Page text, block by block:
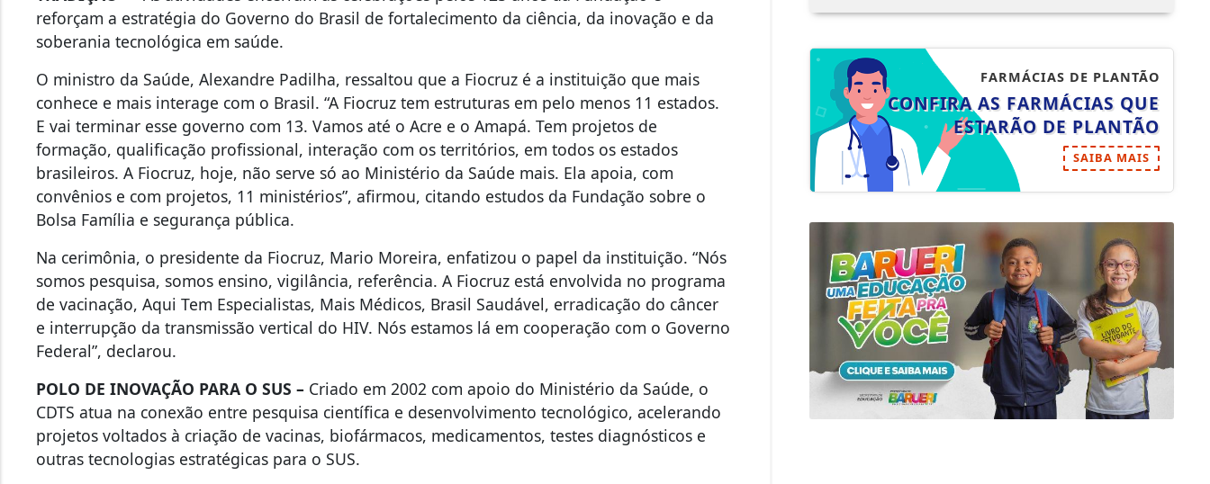
reforçam a estratégia do Governo do Brasil de fortalecimento da ciência, da inovação e da
soberania tecnológica em saúde.
O ministro da Saúde, Alexandre Padilha, ressaltou que a Fiocruz é a instituição que mais
conhece e mais interage com o Brasil. “A Fiocruz tem estruturas em pelo menos 11 estados.
E vai terminar esse governo com 13. Vamos até o Acre e o Amapá. Tem projetos de
formação, qualificação profissional, interação com os territórios, em todos os estados
brasileiros. A Fiocruz, hoje, não serve só ao Ministério da Saúde mais. Ela apoia, com
convênios e com projetos, 11 ministérios”, afirmou, citando estudos da Fundação sobre o
Bolsa Família e segurança pública.
Na cerimônia, o presidente da Fiocruz, Mario Moreira, enfatizou o papel da instituição. “Nós
somos pesquisa, somos ensino, vigilância, referência. A Fiocruz está envolvida no programa
de vacinação, Aqui Tem Especialistas, Mais Médicos, Brasil Saudável, erradicação do câncer
e interrupção da transmissão vertical do HIV. Nós estamos lá em cooperação com o Governo
Federal”, declarou.
POLO DE INOVAÇÃO PARA O SUS – Criado em 2002 com apoio do Ministério da Saúde, o
CDTS atua na conexão entre pesquisa científica e desenvolvimento tecnológico, acelerando
projetos voltados à criação de vacinas, biofármacos, medicamentos, testes diagnósticos e
outras tecnologias estratégicas para o SUS.
FARMÁCIAS DE PLANTÃO
CONFIRA AS FARMÁCIAS QUE
ESTARÃO DE PLANTÃO
SAIBA MAIS